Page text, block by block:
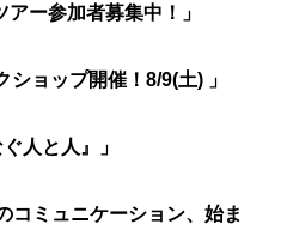
ー参加者募集中！」
ショップ開催！ 8/9(土) 」
人と人』」
コミュニケーション、始ま